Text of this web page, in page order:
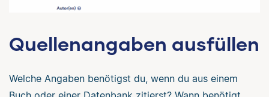
Quellenangaben ausfüllen
Welche Angaben benötigst du, wenn du aus einem